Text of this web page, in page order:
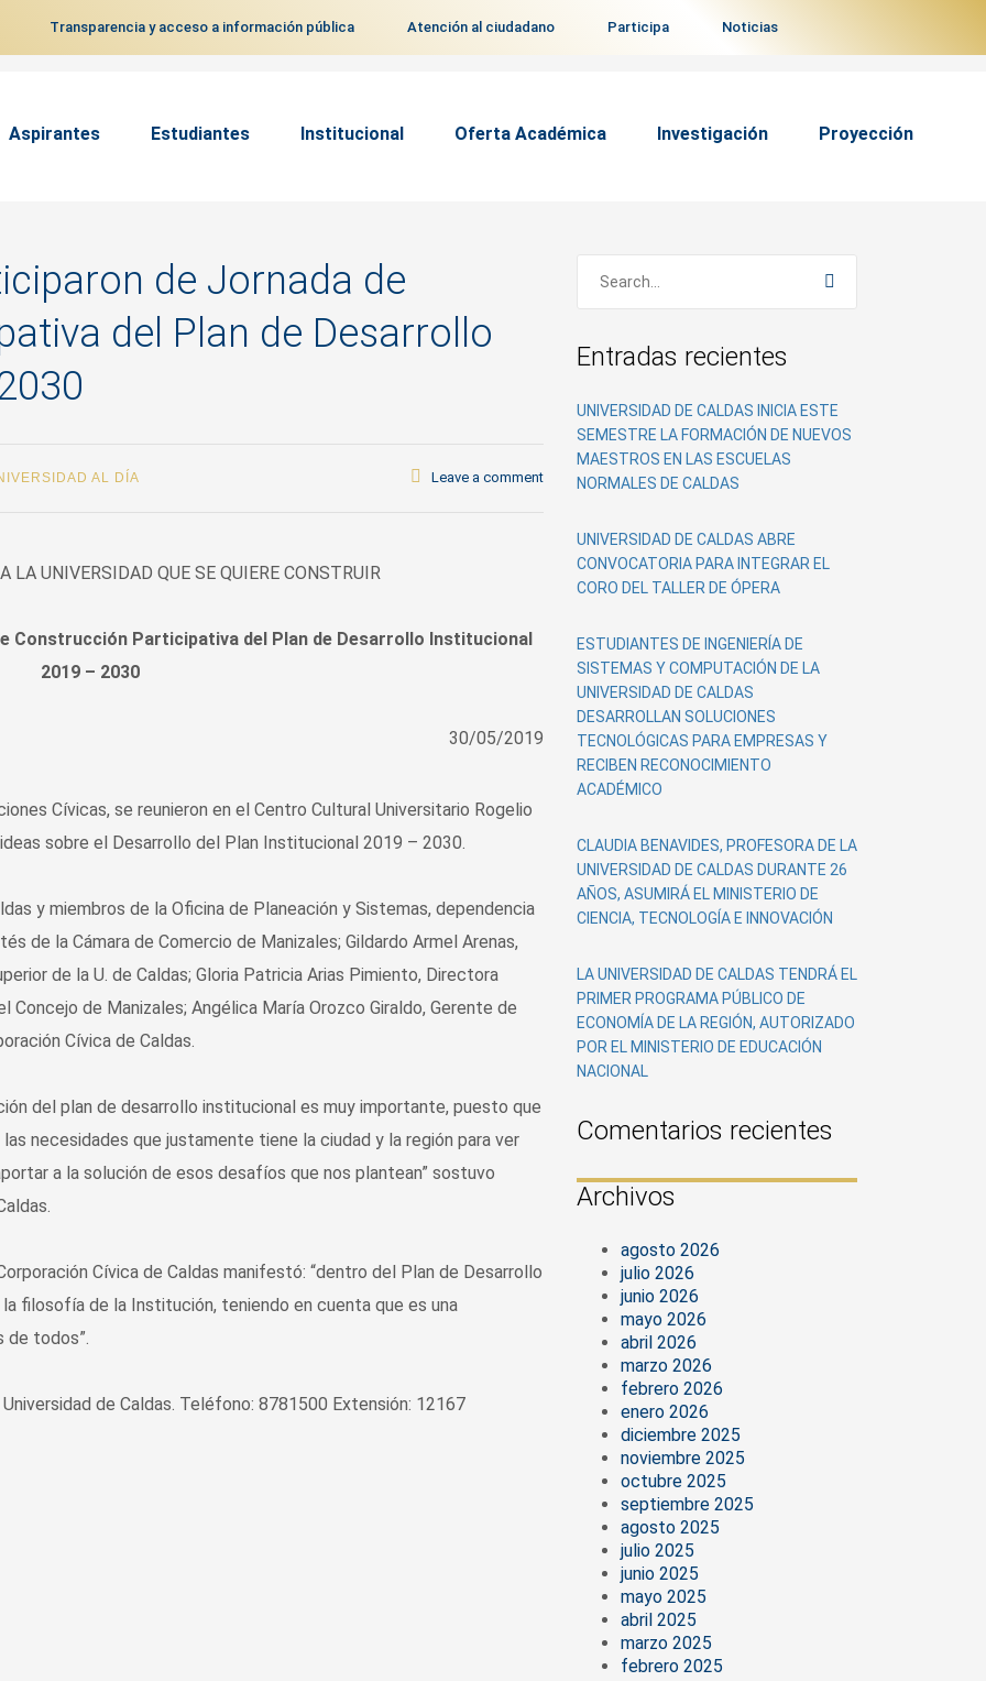
Transparencia y acceso a información pública Atención al ciudadano Participa Noticias
Aspirantes Estudiantes Institucional Oferta Académica Investigación Proyección
de Jornada de
del Plan de Desarrollo
AL DÍA Leave a comment
LA UNIVERSIDAD QUE SE QUIERE CONSTRUIR
Construcción Participativa del Plan de Desarrollo Institucional
2019 – 2030
30/05/2019
Cívicas, se reunieron en el Centro Cultural Universitario Rogelio
sobre el Desarrollo del Plan Institucional 2019 – 2030.
y miembros de la Oficina de Planeación y Sistemas, dependencia
de la Cámara de Comercio de Manizales; Gildardo Armel Arenas,
de la U. de Caldas; Gloria Patricia Arias Pimiento, Directora
de Manizales; Angélica María Orozco Giraldo, Gerente de
Cívica de Caldas.
del plan de desarrollo institucional es muy importante, puesto que
necesidades que justamente tiene la ciudad y la región para ver
a la solución de esos desafíos que nos plantean” sostuvo
Cívica de Caldas manifestó: “dentro del Plan de Desarrollo
filosofía de la Institución, teniendo en cuenta que es una
de todos”.
de Caldas. Teléfono: 8781500 Extensión: 12167
Entradas recientes
UNIVERSIDAD DE CALDAS INICIA ESTE
SEMESTRE LA FORMACIÓN DE NUEVOS
MAESTROS EN LAS ESCUELAS
NORMALES DE CALDAS
UNIVERSIDAD DE CALDAS ABRE
CONVOCATORIA PARA INTEGRAR EL
CORO DEL TALLER DE ÓPERA
ESTUDIANTES DE INGENIERÍA DE
SISTEMAS Y COMPUTACIÓN DE LA
UNIVERSIDAD DE CALDAS
DESARROLLAN SOLUCIONES
TECNOLÓGICAS PARA EMPRESAS Y
RECIBEN RECONOCIMIENTO
ACADÉMICO
CLAUDIA BENAVIDES, PROFESORA DE LA
UNIVERSIDAD DE CALDAS DURANTE 26
AÑOS, ASUMIRÁ EL MINISTERIO DE
CIENCIA, TECNOLOGÍA E INNOVACIÓN
LA UNIVERSIDAD DE CALDAS TENDRÁ EL
PRIMER PROGRAMA PÚBLICO DE
ECONOMÍA DE LA REGIÓN, AUTORIZADO
POR EL MINISTERIO DE EDUCACIÓN
NACIONAL
Comentarios recientes
Archivos
agosto 2026
julio 2026
junio 2026
mayo 2026
abril 2026
marzo 2026
febrero 2026
enero 2026
diciembre 2025
noviembre 2025
octubre 2025
septiembre 2025
agosto 2025
julio 2025
junio 2025
mayo 2025
abril 2025
marzo 2025
febrero 2025